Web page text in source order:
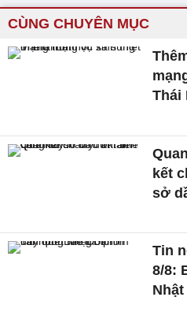
CÙNG CHUYÊN MỤC
Thái
kết
sở
Tin
8/8:
Nhật